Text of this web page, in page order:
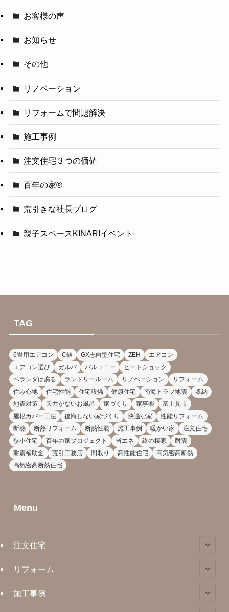
お客様の声
お知らせ
その他
リノベーション
リフォームで問題解決
施工事例
注文住宅３つの価値
百年の家®️
荒引きな社長ブログ
親子スペースKINARIイベント
TAG
6畳用エアコン C値 GX志向型住宅 ZEH
エアコン
エアコン選び
ガルバ バルコニー
ヒートショック
ベランダは腐る
ランドリールーム リノベーション
リフォーム
住み心地
住宅性能 住宅設備 健康住宅 南海トラフ地震
収納
地震対策
天井がないお風呂 家づくり 家事楽
富士見市
屋根カバー工法
後悔しない家づくり 快適な家
性能リフォーム
断熱
断熱リフォーム 断熱性能 施工事例 暖かい家
注文住宅
狭小住宅
百年の家プロジェクト 省エネ 終の棲家
耐震
耐震補助金
荒引工務店 間取り 高性能住宅
高気密高断熱
高気密高断熱住宅
Menu
注文住宅
リフォーム
施工事例